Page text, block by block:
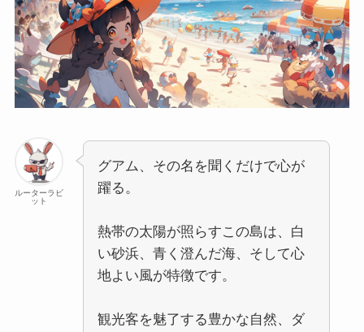
ルーターラビ
ット
グアム、その名を聞くだけで心が
躍る。
熱帯の太陽が照らすこの島は、白
い砂浜、青く澄んだ海、そして心
地よい風が特徴です。
観光客を魅了する豊かな自然、ダ